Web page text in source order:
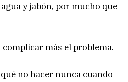
y jabón, por mucho que
complicar más el problema.
no hacer nunca cuando